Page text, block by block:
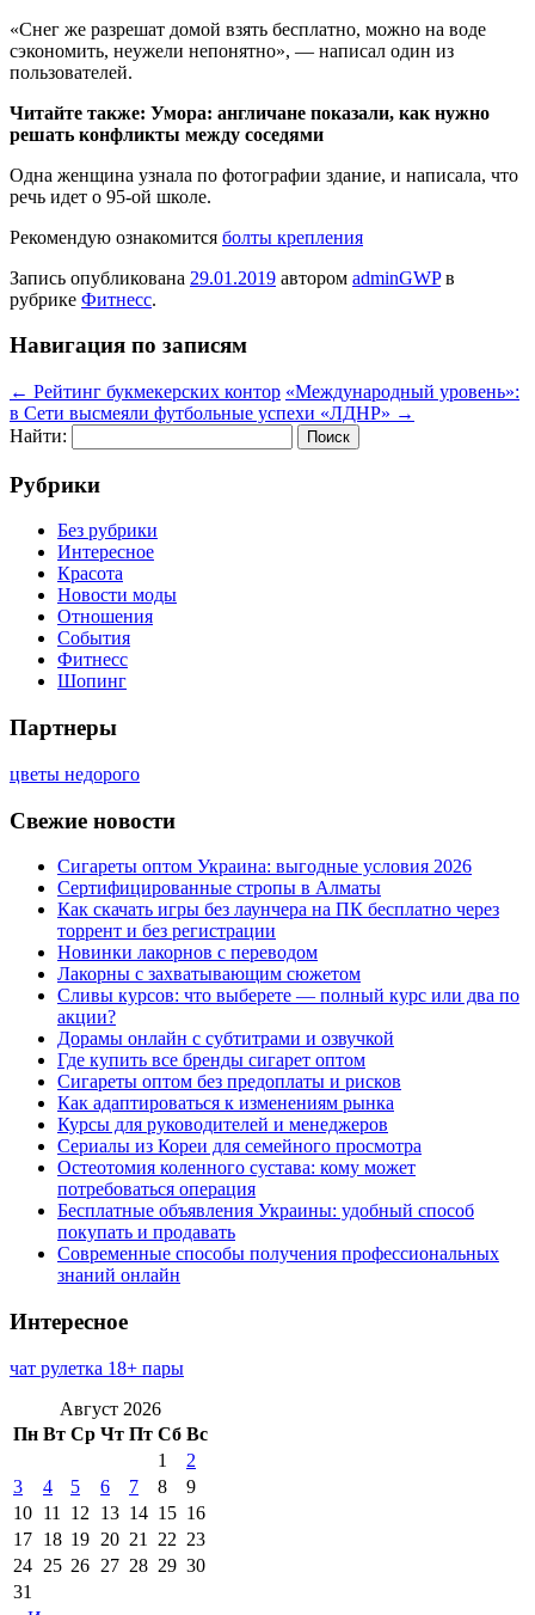
«Снег же разрешат домой взять бесплатно, можно на воде
сэкономить, неужели непонятно», — написал один из
пользователей.
Читайте также: Умора: англичане показали, как нужно
решать конфликты между соседями
Одна женщина узнала по фотографии здание, и написала, что
речь идет о 95-ой школе.
Рекомендую ознакомится болты крепления
Запись опубликована 29.01.2019 автором adminGWPв
рубрике Фитнесс.
Навигация по записям
← Рейтинг букмекерских контор «Международный уровень»:
в Сети высмеяли футбольные успехи «ЛДНР» →
Найти:
Рубрики
Без рубрики
Интересное
Красота
Новости моды
Отношения
События
Фитнесс
Шопинг
Партнеры
цветы недорого
Свежие новости
Сигареты оптом Украина: выгодные условия 2026
Сертифицированные стропы в Алматы
Как скачать игры без лаунчера на ПК бесплатно через
торрент и без регистрации
Новинки лакорнов с переводом
Лакорны с захватывающим сюжетом
Сливы курсов: что выберете — полный курс или два по
акции?
Дорамы онлайн с субтитрами и озвучкой
Где купить все бренды сигарет оптом
Сигареты оптом без предоплаты и рисков
Как адаптироваться к изменениям рынка
Курсы для руководителей и менеджеров
Сериалы из Кореи для семейного просмотра
Остеотомия коленного сустава: кому может
потребоваться операция
Бесплатные объявления Украины: удобный способ
покупать и продавать
Современные способы получения профессиональных
знаний онлайн
Интересное
чат рулетка 18+ пары
Август 2026
Пн Вт Ср Чт Пт Сб Вс
1
2
3
4 5 6 7 8
9
10 11 12 13 14 15 16
17 18 19 20 21 22 23
24 25 26 27 28 29 30
31